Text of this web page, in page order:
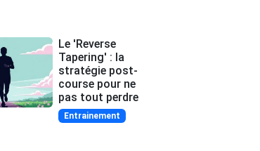
Le 'Reverse
Tapering' : la
stratégie post-
course pour ne
pas tout perdre
Entrainement